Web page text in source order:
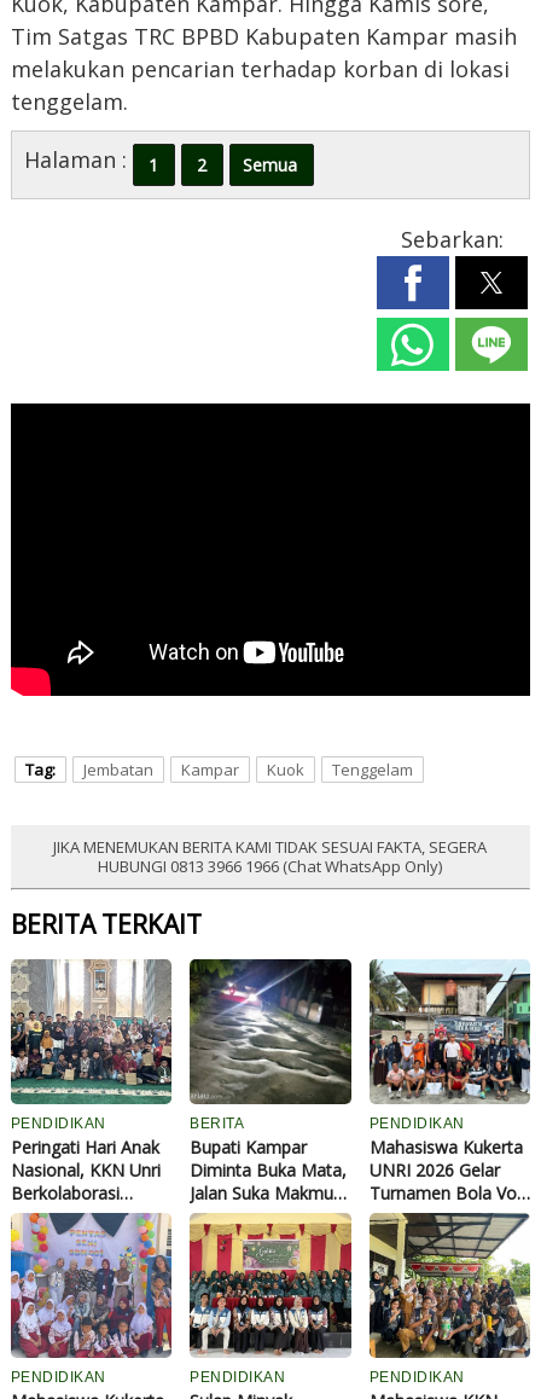
Tim Satgas TRC BPBD Kabupaten Kampar masih
melakukan pencarian terhadap korban di lokasi
tenggelam.
Halaman :
1 2 Semua
Sebarkan:
Tag: Jembatan Kampar Kuok Tenggelam
JIKA MENEMUKAN BERITA KAMI TIDAK SESUAI FAKTA, SEGERA
HUBUNGI 0813 3966 1966 (Chat WhatsApp Only)
BERITA TERKAIT
PENDIDIKAN
Peringati Hari Anak
Nasional, KKN Unri
Berkolaborasi
dengan KKN Imam
Syafi'i Gelar
Perlombaan
Edukatif di Desa
Binuang
BERITA
Bupati Kampar
Diminta Buka Mata,
Jalan Suka Makmur
di Depan Kantor
Desa Tarai Bangun
Belum Pernah
Diaspal, 4.500 Jiwa
Setiap Hari Melewati
Jalan Rusak
PENDIDIKAN
Mahasiswa Kukerta
UNRI 2026 Gelar
Turnamen Bola Voli
Antar-RW, Pererat
Silaturahmi Warga
Desa Empat Balai
PENDIDIKAN PENDIDIKAN PENDIDIKAN